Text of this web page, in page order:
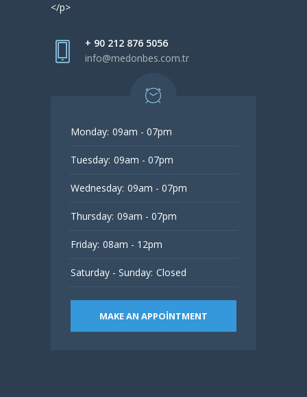
</p>
+ 90 212 876 5056
info@medonbes.com.tr
Monday: 09am - 07pm
Tuesday: 09am - 07pm
Wednesday: 09am - 07pm
Thursday: 09am - 07pm
Friday: 08am - 12pm
Saturday - Sunday: Closed
MAKE AN APPOINTMENT